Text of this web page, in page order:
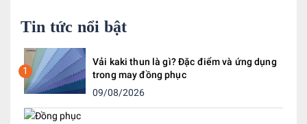
Tin tức nổi bật
1
Vải kaki thun là gì? Đặc điểm và ứng dụng
trong may đồng phục
09/08/2026